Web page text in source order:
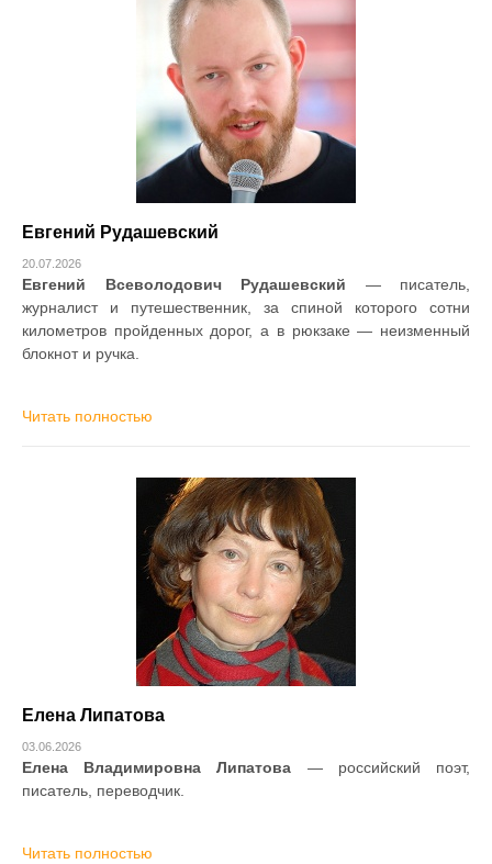
Евгений Рудашевский
20.07.2026
Евгений Всеволодович Рудашевский — писатель,
журналист и путешественник, за спиной которого сотни
километров пройденных дорог, а в рюкзаке — неизменный
блокнот и ручка.
Читать полностью
Елена Липатова
03.06.2026
Елена Владимировна Липатова — российский поэт,
писатель, переводчик.
Читать полностью